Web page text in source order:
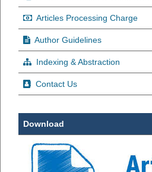
Articles Processing Charge
Author Guidelines
Indexing & Abstraction
Contact Us
Download